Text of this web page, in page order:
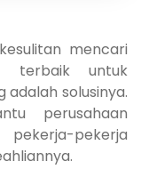
mencari
terbaik untuk
adalah solusinya.
perusahaan
pekerja